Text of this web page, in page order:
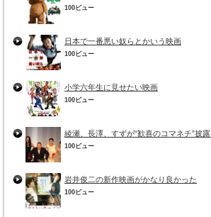
100ビュー
日本で一番悪い奴らとかいう映画
100ビュー
小学六年生に見せたい映画
100ビュー
綾瀬、長澤、すずが“歓喜のコマネチ”披
100ビュー
岩井俊二の新作映画がかなり良かった
100ビュー